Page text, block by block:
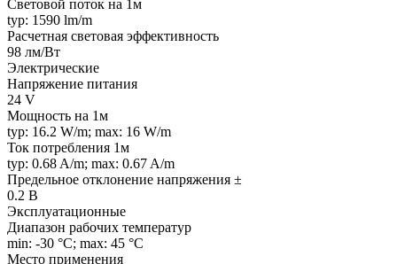
Световой поток на 1м
typ: 1590 lm/m
Расчетная световая эффективность
98 лм/Вт
Электрические
Напряжение питания
24 V
Мощность на 1м
typ: 16.2 W/m; max: 16 W/m
Ток потребления 1м
typ: 0.68 A/m; max: 0.67 A/m
Предельное отклонение напряжения ±
0.2 В
Эксплуатационные
Диапазон рабочих температур
min: -30 °C; max: 45 °C
Место применения